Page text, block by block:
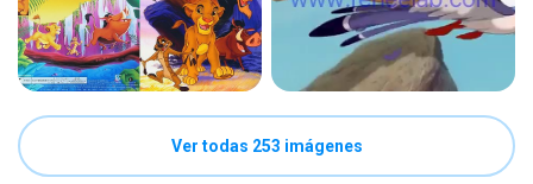
Ver todas 253 imágenes